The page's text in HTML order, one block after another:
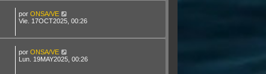
por ONSA/VE
Vie. 17OCT2025, 00:26
por ONSA/VE
Lun. 19MAY2025, 00:26